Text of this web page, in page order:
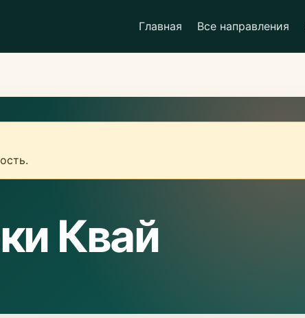
Главная Все направления
Квай